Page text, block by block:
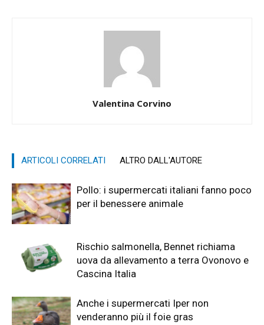
Valentina Corvino
ARTICOLI CORRELATI ALTRO DALL'AUTORE
Pollo: i supermercati italiani fanno poco
per il benessere animale
Rischio salmonella, Bennet richiama
uova da allevamento a terra Ovonovo e
Cascina Italia
Anche i supermercati Iper non
venderanno più il foie gras